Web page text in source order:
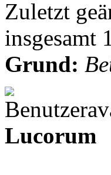
Zuletzt
insgesamt
Grund:
Lucorum